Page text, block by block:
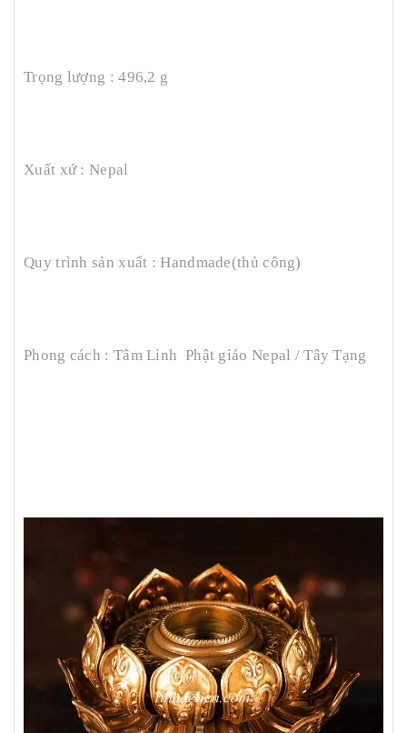
Trọng lượng : 496,2 g
Xuất xứ : Nepal
Quy trình sản xuất : Handmade(thủ công)
Phong cách : Tâm Linh Phật giáo Nepal / Tây Tạng